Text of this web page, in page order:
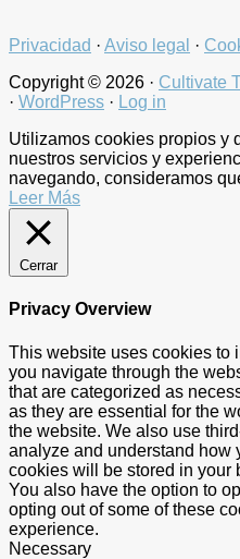
Privacidad · Aviso legal ·
Copyright © 2026 · Cultivate
· WordPress · Log in
Utilizamos cookies propios y
nuestros servicios y
navegando, consideramos
Leer Más
Cerrar
Privacy Overview
This website uses cookies to
you navigate through the
that are categorized as
as they are essential for the
the website. We also use
analyze and understand how
cookies will be stored in your
You also have the option to
opting out of some of these
experience.
Necessary